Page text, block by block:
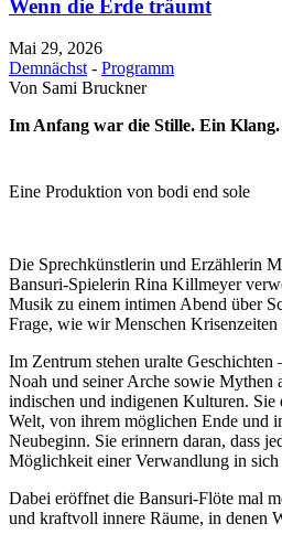
Wenn die Erde träumt
Mai 29, 2026
Demnächst- Programm
Von Sami Bruckner
Im Anfang war die Stille. Ein Klang.
Eine Produktion von bodi end sole
Die Sprechkünstlerin und Erzählerin
Bansuri-Spielerin Rina Killmeyer
Musik zu einem intimen Abend über
Frage, wie wir Menschen Krisenzeiten
Im Zentrum stehen uralte
Noah und seiner Arche sowie Mythen
indischen und indigenen Kulturen. Sie
Welt, von ihrem möglichen Ende und
Neubeginn. Sie erinnern daran, dass
Möglichkeit einer Verwandlung in sich
Dabei eröffnet die Bansuri-Flöte mal
und kraftvoll innere Räume, in denen